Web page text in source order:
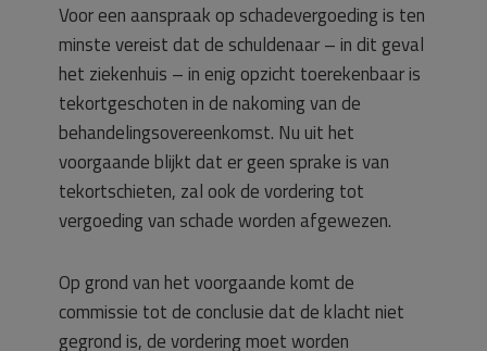
Voor een aanspraak op schadevergoeding is ten
minste vereist dat de schuldenaar – in dit geval
het ziekenhuis – in enig opzicht toerekenbaar is
tekortgeschoten in de nakoming van de
behandelingsovereenkomst. Nu uit het
voorgaande blijkt dat er geen sprake is van
tekortschieten, zal ook de vordering tot
vergoeding van schade worden afgewezen.
Op grond van het voorgaande komt de
commissie tot de conclusie dat de klacht niet
gegrond is, de vordering moet worden